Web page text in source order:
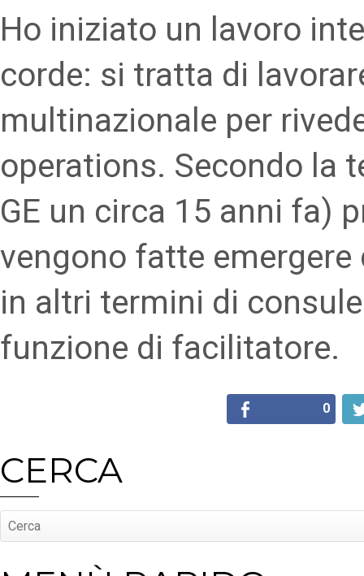
Ho iniziato un lavoro
corde: si tratta di
multinazionale per
operations. Secondo la
GE un circa 15 anni fa)
vengono fatte
in altri termini di
funzione di facilitatore.
0
CERCA